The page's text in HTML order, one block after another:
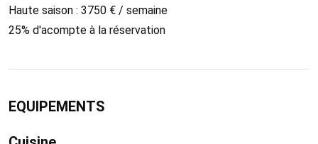
Haute saison : 3750 € / semaine
25% d'acompte à la réservation
EQUIPEMENTS